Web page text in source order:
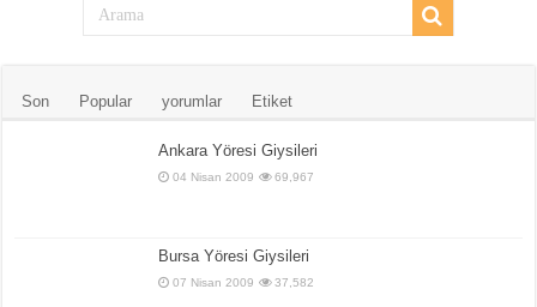
Son Popular yorumlar Etiket
Ankara Yöresi Giysileri
04 Nisan 2009 69,967
Bursa Yöresi Giysileri
07 Nisan 2009 37,582